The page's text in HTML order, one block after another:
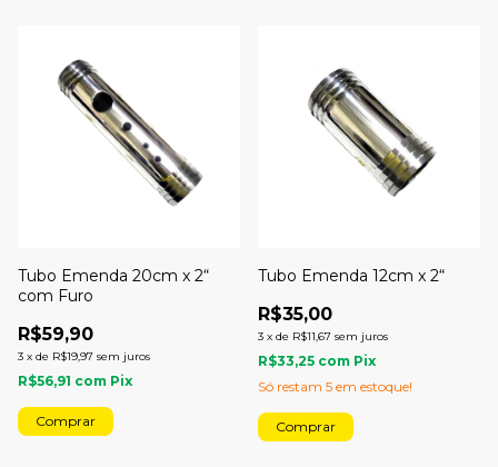
Tubo Emenda 20cm x 2“
com Furo
R$59,90
3 x de R$19,97 sem juros
R$56,91 com Pix
Tubo Emenda 12cm x 2“
R$35,00
3 x de R$11,67 sem juros
R$33,25 com Pix
Só restam 5 em estoque!